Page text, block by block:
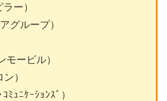
ー）
グループ）
モービル）
）
ﾐｭﾆｹｰｼｮﾝｽﾞ）